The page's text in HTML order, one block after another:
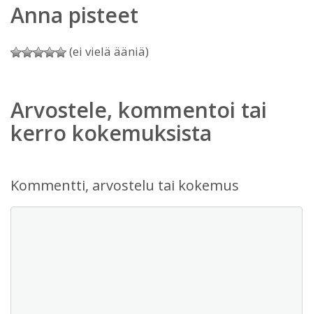
Anna pisteet
(ei vielä ääniä)
Arvostele, kommentoi tai
kerro kokemuksista
Kommentti, arvostelu tai kokemus